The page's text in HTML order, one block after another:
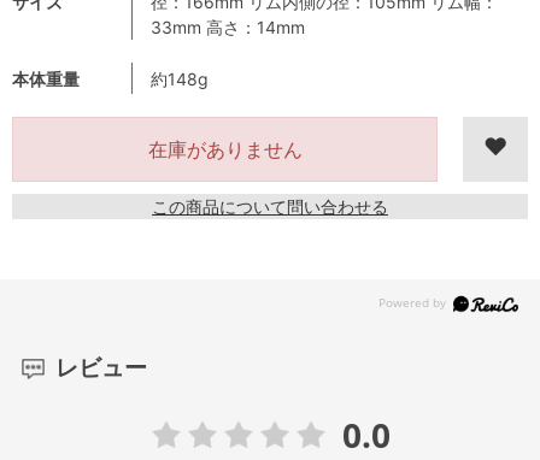
33mm 高さ：14mm
本体重量 約148g
在庫がありません
この商品について問い合わせる
レビュー
0.0